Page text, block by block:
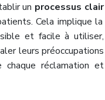
un processus clair
Cela implique la
et facile à utiliser,
leurs préoccupations
réclamation et